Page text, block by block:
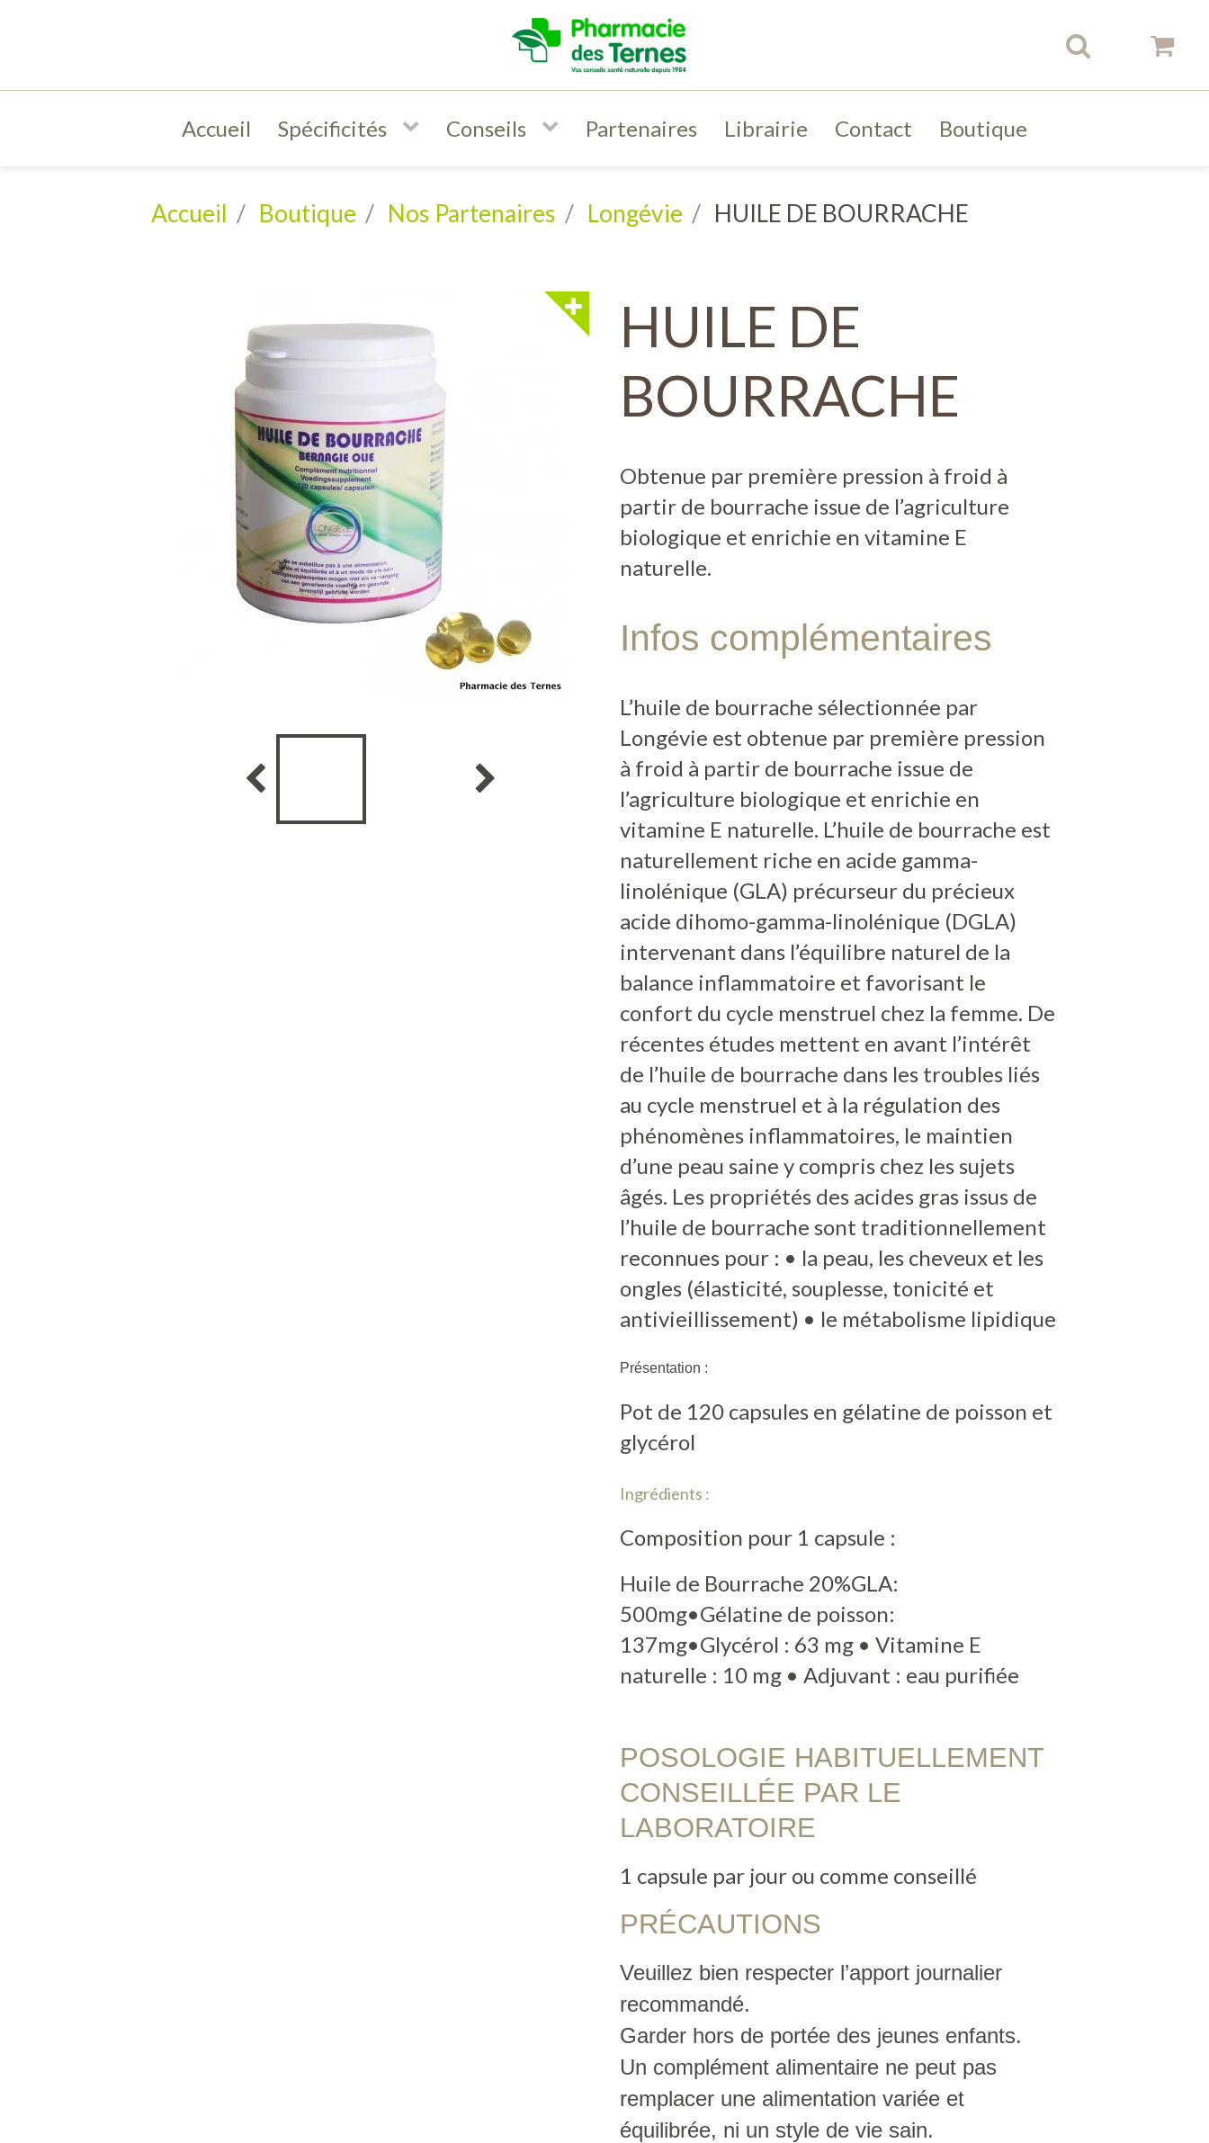
Accueil Spécificités Conseils Partenaires Librairie Contact Boutique
Accueil Boutique Nos Partenaires Longévie HUILE DE BOURRACHE
HUILE DE
BOURRACHE
Obtenue par première pression à froid à
partir de bourrache issue de l’agriculture
biologique et enrichie en vitamine E
naturelle.
Infos complémentaires
L’huile de bourrache sélectionnée par
Longévie est obtenue par première pression
à froid à partir de bourrache issue de
l’agriculture biologique et enrichie en
vitamine E naturelle. L’huile de bourrache est
naturellement riche en acide gamma-
linolénique (GLA) précurseur du précieux
acide dihomo-gamma-linolénique (DGLA)
intervenant dans l’équilibre naturel de la
balance inflammatoire et favorisant le
confort du cycle menstruel chez la femme. De
récentes études mettent en avant l’intérêt
de l’huile de bourrache dans les troubles liés
au cycle menstruel et à la régulation des
phénomènes inflammatoires, le maintien
d’une peau saine y compris chez les sujets
âgés. Les propriétés des acides gras issus de
l’huile de bourrache sont traditionnellement
reconnues pour : • la peau, les cheveux et les
ongles (élasticité, souplesse, tonicité et
antivieillissement) • le métabolisme lipidique
Présentation :
Pot de 120 capsules en gélatine de poisson et
glycérol
Ingrédients :
Composition pour 1 capsule :
Huile de Bourrache 20%GLA:
500mg•Gélatine de poisson:
137mg•Glycérol : 63 mg • Vitamine E
naturelle : 10 mg • Adjuvant : eau purifiée
POSOLOGIE HABITUELLEMENT
CONSEILLÉE PAR LE
LABORATOIRE
1 capsule par jour ou comme conseillé
PRÉCAUTIONS
Veuillez bien respecter l’apport journalier
recommandé.
Garder hors de portée des jeunes enfants.
Un complément alimentaire ne peut pas
remplacer une alimentation variée et
équilibrée, ni un style de vie sain.